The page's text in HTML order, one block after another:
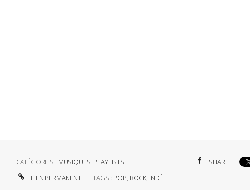
CATÉGORIES : MUSIQUES, PLAYLISTS
SHARE
LIEN PERMANENT
TAGS : POP, ROCK, INDÉ